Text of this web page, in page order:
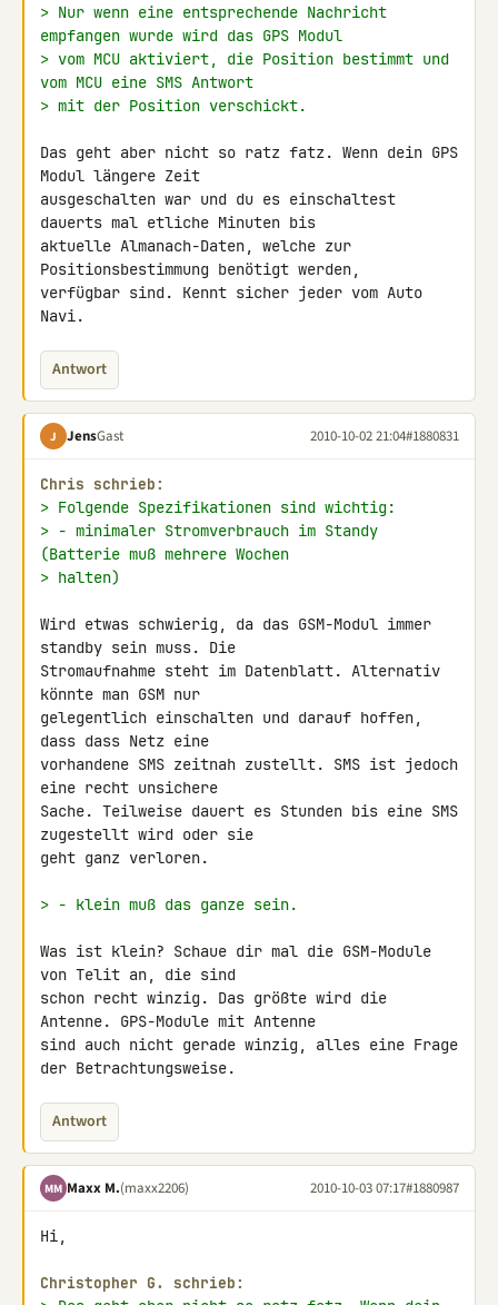
> Nur wenn eine entsprechende Nachricht
empfangen wurde wird das GPS Modul
> vom MCU aktiviert, die Position bestimmt und
vom MCU eine SMS Antwort
> mit der Position verschickt.
Das geht aber nicht so ratz fatz. Wenn dein GPS
Modul längere Zeit
ausgeschalten war und du es einschaltest
dauerts mal etliche Minuten bis
aktuelle Almanach-Daten, welche zur
Positionsbestimmung benötigt werden,
verfügbar sind. Kennt sicher jeder vom Auto
Navi.
Antwort
J JensGast 2010-10-02 21:04#1880831
Chris schrieb:
> Folgende Spezifikationen sind wichtig:
> - minimaler Stromverbrauch im Standy
(Batterie muß mehrere Wochen
> halten)
Wird etwas schwierig, da das GSM-Modul immer
standby sein muss. Die
Stromaufnahme steht im Datenblatt. Alternativ
könnte man GSM nur
gelegentlich einschalten und darauf hoffen,
dass dass Netz eine
vorhandene SMS zeitnah zustellt. SMS ist jedoch
eine recht unsichere
Sache. Teilweise dauert es Stunden bis eine SMS
zugestellt wird oder sie
geht ganz verloren.
> - klein muß das ganze sein.
Was ist klein? Schaue dir mal die GSM-Module
von Telit an, die sind
schon recht winzig. Das größte wird die
Antenne. GPS-Module mit Antenne
sind auch nicht gerade winzig, alles eine Frage
der Betrachtungsweise.
Antwort
MM Maxx M.(maxx2206) 2010-10-03 07:17#1880987
Hi,
Christopher G. schrieb: